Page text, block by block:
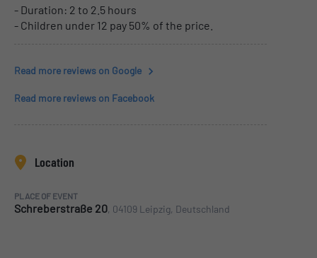
- Duration: 2 to 2.5 hours
- Children under 12 pay 50% of the price.
Read more reviews on Google
Read more reviews on Facebook
Location
PLACE OF EVENT
Schreberstraße 20, 04109 Leipzig, Deutschland